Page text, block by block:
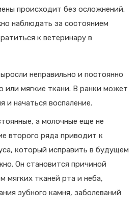
происходит без осложнений.
наблюдать за состоянием
к ветеринару в
неправильно и постоянно
или мягкие ткани. В ранки может
и начаться воспаление.
а молочные еще не
второго ряда приводит к
который исправить в будущем
Он становится причиной
мягких тканей рта и неба,
зубного камня, заболеваний